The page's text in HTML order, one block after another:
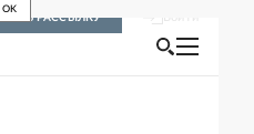
OK
РАССЫЛКУ